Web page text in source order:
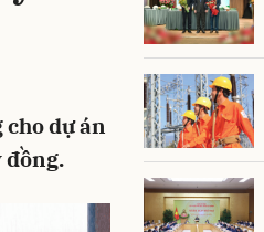
dự án
đồng.
Gửi